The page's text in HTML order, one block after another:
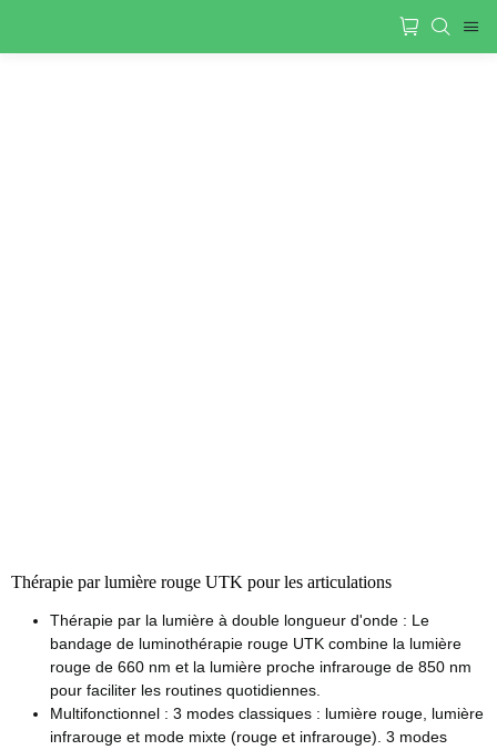
Thérapie par lumière rouge UTK pour les articulations
Thérapie par la lumière à double longueur d'onde : Le
bandage de luminothérapie rouge UTK combine la lumière
rouge de 660 nm et la lumière proche infrarouge de 850 nm
pour faciliter les routines quotidiennes.
Multifonctionnel : 3 modes classiques : lumière rouge, lumière
infrarouge et mode mixte (rouge et infrarouge). 3 modes